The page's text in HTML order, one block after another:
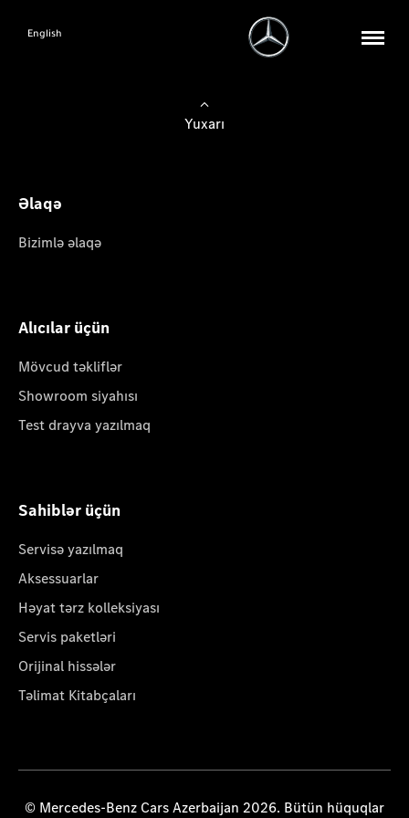
English
Yuxarı
Əlaqə
Bizimlə əlaqə
Alıcılar üçün
Mövcud təkliflər
Showroom siyahısı
Test drayva yazılmaq
Sahiblər üçün
Servisə yazılmaq
Aksessuarlar
Həyat tərz kolleksiyası
Servis paketləri
Orijinal hissələr
Təlimat Kitabçaları
© Mercedes-Benz Cars Azerbaijan 2026. Bütün hüquqlar